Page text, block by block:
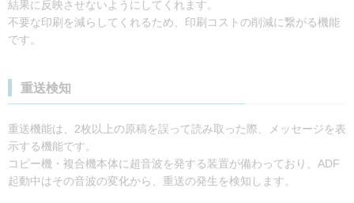
結果に反映させないようにしてくれます。
不要な印刷を減らしてくれるため、印刷コストの削減に繋がる機能
です。
重送検知
重送機能は、2枚以上の原稿を誤って読み取った際、メッセージを表
示する機能です。
コピー機・複合機本体に超音波を発する装置が備わっており、ADF
起動中はその音波の変化から、重送の発生を検知します。